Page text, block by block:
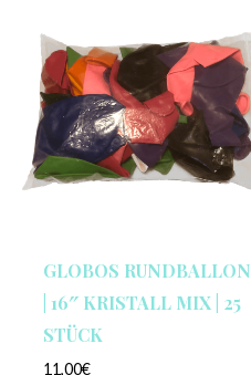
GLOBOS RUNDBALLON
| 16″ KRISTALL MIX | 25
STÜCK
11,00€